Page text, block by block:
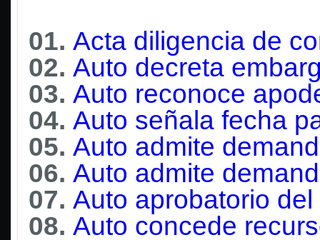
01. Acta diligencia de
02. Auto decreta
03. Auto reconoce
04. Auto señala fecha
05. Auto admite
06. Auto admite
07. Auto aprobatorio
08. Auto concede